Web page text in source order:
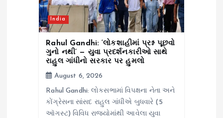
India
Rahul Gandhi: ‘લોકશાહીમાં પ્રશ્ન પૂછવો
ગુનો નથી’ — યુવા પ્રદર્શનકારીઓ સાથે
રાહુલ ગાંધીનો સરકાર પર હુમલો
August 6, 2026
Rahul Gandhi: લોકસભામાં વિપક્ષના નેતા અને
કોંગ્રેસના સાંસદ રાહુલ ગાંધીએ બુધવારે (5
ઑગસ્ટ) વિવિધ રાજ્યોમાંથી આવેલા યુવા